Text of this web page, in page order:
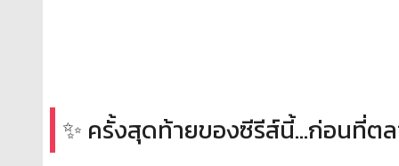
✨ ครั้งสุดท้ายของซีรีส์นี้...ก่อนที่ต